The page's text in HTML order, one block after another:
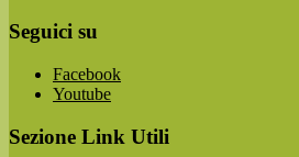
Seguici su
Facebook
Youtube
Sezione Link Utili